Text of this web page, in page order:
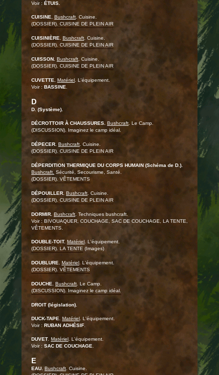
Voir : ÉTUIS.
CUISINE. Bushcraft . Cuisine.
(DOSSIER). CUISINE DE PLEIN AIR
CUISINIÈRE. Bushcraft . Cuisine.
(DOSSIER). CUISINE DE PLEIN AIR
CUISSON. Bushcraft . Cuisine.
(DOSSIER). CUISINE DE PLEIN AIR
CUVETTE. Matériel . L'équipement.
Voir : BASSINE
D
D. (Système).
DÉCROTTOIR À CHAUSSURES. Bushcraft . Le Camp.
(DISCUSSION). Imaginez le camp idéal.
DÉPECER. Bushcraft . Cuisine.
(DOSSIER). CUISINE DE PLEIN AIR
DÉPERDITION THERMIQUE DU CORPS HUMAIN (Schéma de D.).
Bushcraft. Sécurité, Secourisme, Santé.
(DOSSIER). VÊTEMENTS
DÉPOUILLER. Bushcraft . Cuisine.
(DOSSIER). CUISINE DE PLEIN AIR
DORMIR. Bushcraft . Techniques bushcraft.
Voir : BIVOUAQUER, COUCHAGE, SAC DE COUCHAGE, LA TENTE,
VÊTEMENTS.
DOUBLE-TOIT. Matériel . L'équipement.
(DOSSIER). LA TENTE (Images)
DOUBLURE. Matériel . L'équipement.
(DOSSIER). VÊTEMENTS
DOUCHE. Bushcraft . Le Camp.
(DISCUSSION). Imaginez le camp idéal.
DROIT (législation).
DUCK-TAPE Matériel . L'équipement.
Voir : RUBAN ADHÉSIF
DUVET Matériel . L'équipement.
Voir : SAC DE COUCHAGE
E
EAU. Bushcraft . Cuisine.